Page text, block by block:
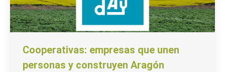
Cooperativas: empresas que unen
personas y construyen Aragón